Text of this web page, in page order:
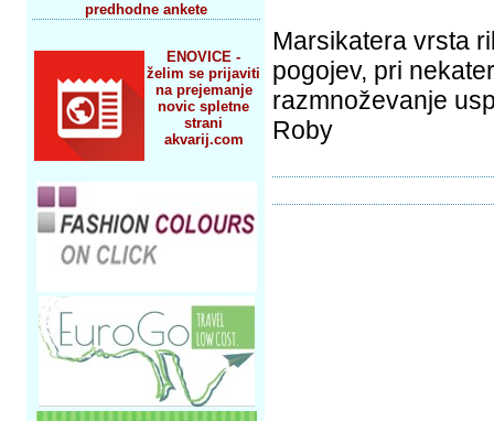
predhodne ankete
ENOVICE -
želim se prijaviti
na prejemanje
novic spletne
strani
akvarij.com
Marsikatera vrsta
pogojev, pri
razmnoževanje
Roby